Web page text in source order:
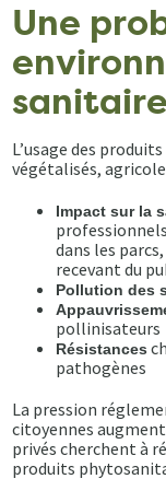
Une
sanitaire
L’usage des
végétalisés,
Impact sur la
dans les
recevant du
Pollution des
pollinisateurs
Résistances
pathogènes
La pression
citoyennes
privés cherchent à
produits